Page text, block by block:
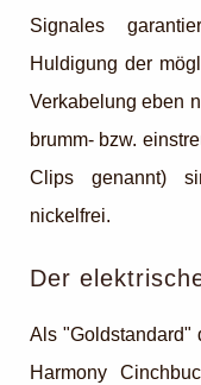
Signales
Huldigung der
Verkabelung eben
brumm- bzw.
Clips genannt)
nickelfrei.
Der
Als "Goldstandard"
Harmony